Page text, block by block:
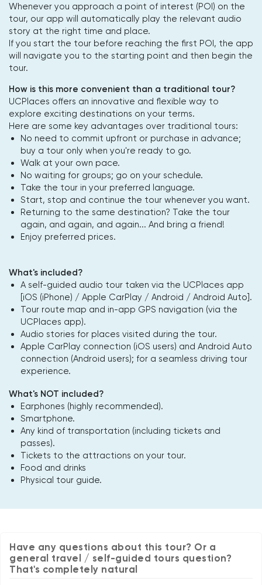
Whenever you approach a point of interest (POI) on the
tour, our app will automatically play the relevant audio
story at the right time and place.
If you start the tour before reaching the first POI, the app
will navigate you to the starting point and then begin the
tour.
How is this more convenient than a traditional tour?
UCPlaces offers an innovative and flexible way to
explore exciting destinations on your terms.
Here are some key advantages over traditional tours:
No need to commit upfront or purchase in advance;
buy a tour only when you're ready to go.
Walk at your own pace.
No waiting for groups; go on your schedule.
Take the tour in your preferred language.
Start, stop and continue the tour whenever you want.
Returning to the same destination? Take the tour
again, and again, and again... And bring a friend!
Enjoy preferred prices.
What's included?
A self-guided audio tour taken via the UCPlaces app
[iOS (iPhone) / Apple CarPlay / Android / Android Auto].
Tour route map and in-app GPS navigation (via the
UCPlaces app).
Audio stories for places visited during the tour.
Apple CarPlay connection (iOS users) and Android Auto
connection (Android users); for a seamless driving tour
experience.
What's NOT included?
Earphones (highly recommended).
Smartphone.
Any kind of transportation (including tickets and
passes).
Tickets to the attractions on your tour.
Food and drinks
Physical tour guide.
Have any questions about this tour? Or a
general travel / self-guided tours question?
That's completely natural